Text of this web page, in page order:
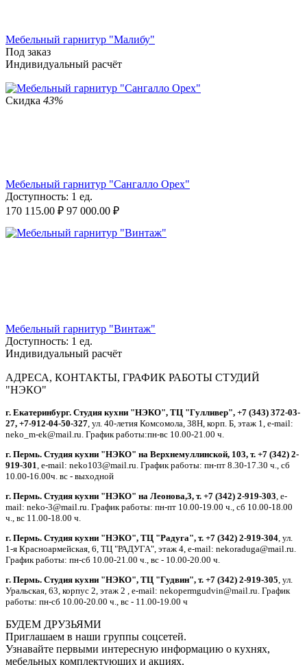
Мебельный гарнитур "Малибу"
Под заказ
Индивидуальный расчёт
Скидка 43%
Мебельный гарнитур "Сангалло Орех"
Доступность: 1 ед.
170 115.00 ₽ 97 000.00 ₽
Мебельный гарнитур "Винтаж"
Доступность: 1 ед.
Индивидуальный расчёт
АДРЕСА, КОНТАКТЫ, ГРАФИК РАБОТЫ СТУДИЙ
"НЭКО"
г. Екатеринбург. Студия кухни "НЭКО", ТЦ "Гулливер", +7 (343) 372-03-
27, +7-912-04-50-327, ул. 40-летия Комсомола, 38Н, корп. Б, этаж 1, e-mail:
neko_m-ek@mail.ru. График работы:пн-вс 10.00-21.00 ч.
г. Пермь. Студия кухни "НЭКО" на Верхнемуллинской, 103, т. +7 (342) 2-
919-301, e-mail: neko103@mail.ru. График работы: пн-пт 8.30-17.30 ч., сб
10.00-16.00ч. вс - выходной
г. Пермь. Студия кухни "НЭКО" на Леонова,3, т. +7 (342) 2-919-303, e-
mail: neko-3@mail.ru. График работы: пн-пт 10.00-19.00 ч., сб 10.00-18.00
ч., вс 11.00-18.00 ч.
г. Пермь. Студия кухни "НЭКО", ТЦ "Радуга", т. +7 (342) 2-919-304, ул.
1-я Красноармейская, 6, ТЦ "РАДУГА", этаж 4, e-mail: nekoraduga@mail.ru.
График работы: пн-cб 10.00-21.00 ч., вс - 10.00-20.00 ч.
г. Пермь. Студия кухни "НЭКО", ТЦ "Гудвин", т. +7 (342) 2-919-305, ул.
Уральская, 63, корпус 2, этаж 2 , e-mail: nekopermgudvin@mail.ru. График
работы: пн-cб 10.00-20.00 ч., вс - 11.00-19.00 ч
БУДЕМ ДРУЗЬЯМИ
Приглашаем в наши группы соцсетей.
Узнавайте первыми интересную информацию о кухнях,
мебельных комплектующих и акциях.